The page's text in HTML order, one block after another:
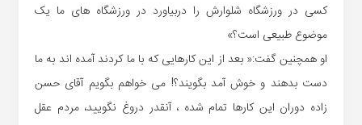
کسی در ورزشگاه شلوارش را دربیاورد در ورزشگاه های ما یک
موضوع طبیعی است؟»
او همچنین گفت:« بعد از این کارهایی که با ما کردند آمده اند به ما
دست بدهند و خوش آمد بگویند؟! می خواهم بگویم آقای حسن
زاده دوران این کارها تمام شده ، آنقدر دروغ نگویید، مردم عقل